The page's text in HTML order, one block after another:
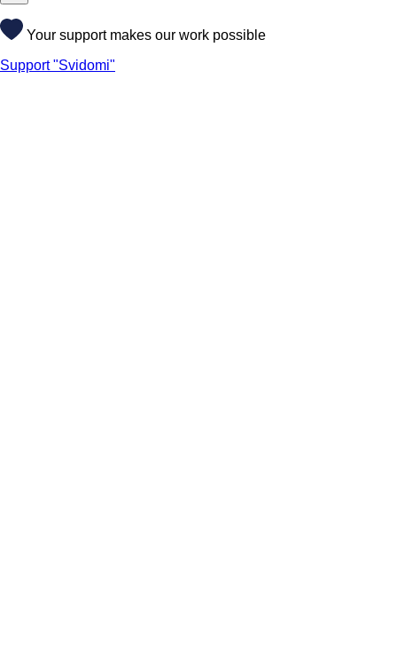
Your support makes our work possible
Support "Svidomi"